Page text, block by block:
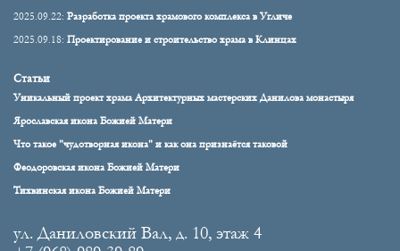
2025.09.22: Разработка проекта храмового комплекса в Угличе
2025.09.18: Проектирование и строительство храма в Клинцах
Статьи
Уникальный проект храма Архитектурных мастерских Данилова монастыря
Ярославская икона Божией Матери
Что такое "чудотворная икона" и как она признаётся таковой
Феодоровская икона Божией Матери
Тихвинская икона Божией Матери
ул. Даниловский Вал, д. 10, этаж 4